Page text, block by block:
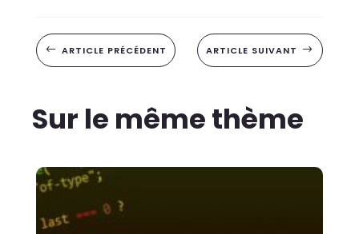
# ARTICLE PRÉCÉDENT ARTICLE SUIVANT $
Sur le même thème